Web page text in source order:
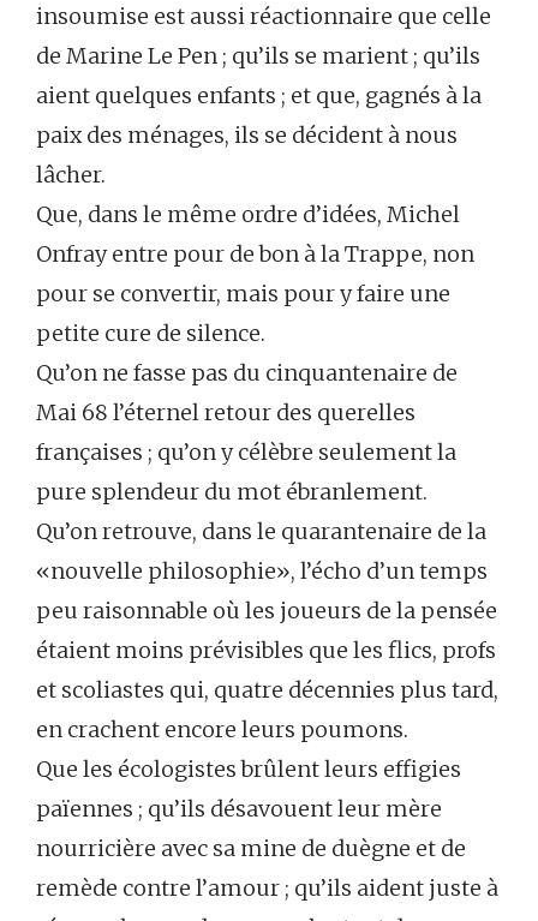
insoumise est aussi réactionnaire que celle
de Marine Le Pen ; qu’ils se marient ; qu’ils
aient quelques enfants ; et que, gagnés à la
paix des ménages, ils se décident à nous
lâcher.
Que, dans le même ordre d’idées, Michel
Onfray entre pour de bon à la Trappe, non
pour se convertir, mais pour y faire une
petite cure de silence.
Qu’on ne fasse pas du cinquantenaire de
Mai 68 l’éternel retour des querelles
françaises ; qu’on y célèbre seulement la
pure splendeur du mot ébranlement.
Qu’on retrouve, dans le quarantenaire de la
«nouvelle philosophie», l’écho d’un temps
peu raisonnable où les joueurs de la pensée
étaient moins prévisibles que les flics, profs
et scoliastes qui, quatre décennies plus tard,
en crachent encore leurs poumons.
Que les écologistes brûlent leurs effigies
païennes ; qu’ils désavouent leur mère
nourricière avec sa mine de duègne et de
remède contre l’amour ; qu’ils aident juste à